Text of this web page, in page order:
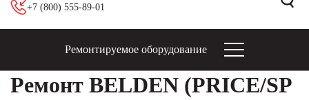
+7 (800) 555-89-01
Ремонтируемое оборудование
Ремонт BELDEN (PRICE/SP